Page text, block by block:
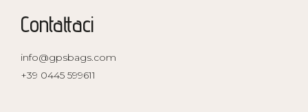
Contattaci
info@gpsbags.com
+39 0445 599611